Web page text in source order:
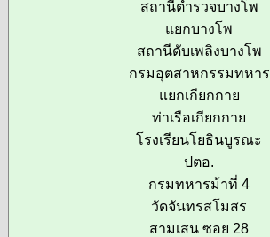
สถานีตำรวจบางโพ
แยกบางโพ
สถานีดับเพลิงบางโพ
กรมอุตสาหกรรมทหาร
แยกเกียกกาย
ท่าเรือเกียกกาย
โรงเรียนโยธินบูรณะ
ปตอ.
กรมทหารม้าที่ 4
วัดจันทรสโมสร
สามเสน ซอย 28